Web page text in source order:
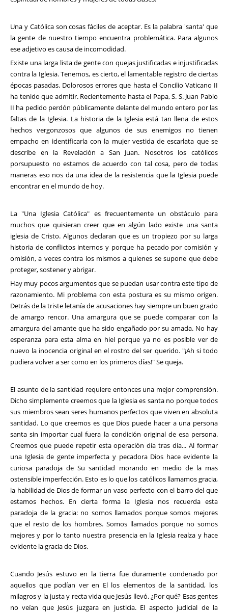
Una y Católica son cosas fáciles de aceptar. Es la palabra 'santa' que
la gente de nuestro tiempo encuentra problemática. Para algunos
ese adjetivo es causa de incomodidad.
Existe una larga lista de gente con quejas justificadas e injustificadas
contra la Iglesia. Tenemos, es cierto, el lamentable registro de ciertas
épocas pasadas. Dolorosos errores que hasta el Concilio Vaticano II
ha tenido que admitir. Recientemente hasta el Papa, S. S. Juan Pablo
II ha pedido perdón públicamente delante del mundo entero por las
faltas de la Iglesia. La historia de la Iglesia está tan llena de estos
hechos vergonzosos que algunos de sus enemigos no tienen
empacho en identificarla con la mujer vestida de escarlata que se
describe en la Revelación a San Juan. Nosotros los católicos
porsupuesto no estamos de acuerdo con tal cosa, pero de todas
maneras eso nos da una idea de la resistencia que la Iglesia puede
encontrar en el mundo de hoy.
La "Una Iglesia Católica" es frecuentemente un obstáculo para
muchos que quisieran creer que en algún lado existe una santa
iglesia de Cristo. Algunos declaran que es un tropiezo por su larga
historia de conflictos internos y porque ha pecado por comisión y
omisión, a veces contra los mismos a quienes se supone que debe
proteger, sostener y abrigar.
Hay muy pocos argumentos que se puedan usar contra este tipo de
razonamiento. Mi problema con esta postura es su mismo origen.
Detrás de la triste letanía de acusaciones hay siempre un buen grado
de amargo rencor. Una amargura que se puede comparar con la
amargura del amante que ha sido engañado por su amada. No hay
esperanza para esta alma en hiel porque ya no es posible ver de
nuevo la inocencia original en el rostro del ser querido. "¡Ah si todo
pudiera volver a ser como en los primeros días!" Se queja.
El asunto de la santidad requiere entonces una mejor comprensión.
Dicho simplemente creemos que la Iglesia es santa no porque todos
sus miembros sean seres humanos perfectos que viven en absoluta
santidad. Lo que creemos es que Dios puede hacer a una persona
santa sin importar cual fuera la condición original de esa persona.
Creemos que puede repetir esta operación día tras día... Al formar
una Iglesia de gente imperfecta y pecadora Dios hace evidente la
curiosa paradoja de Su santidad morando en medio de la mas
ostensible imperfección. Esto es lo que los católicos llamamos gracia,
la habilidad de Dios de formar un vaso perfecto con el barro del que
estamos hechos. En cierta forma la Iglesia nos recuerda esta
paradoja de la gracia: no somos llamados porque somos mejores
que el resto de los hombres. Somos llamados porque no somos
mejores y por lo tanto nuestra presencia en la Iglesia realza y hace
evidente la gracia de Dios.
Cuando Jesús estuvo en la tierra fue duramente condenado por
aquellos que podían ver en El los elementos de la santidad, los
milagros y la justa y recta vida que Jesús llevó. ¿Por qué? Esas gentes
no veían que Jesús juzgara en justicia. El aspecto judicial de la